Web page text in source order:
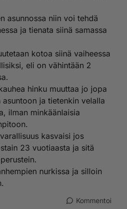
asunnossa niin voi tehdä
ja tienata siinä samassa
kotoa siinä vaiheessa
eli on vähintään 2
hinku muuttaa jo jopa
asuntoon ja tietenkin velalla
ilman minkäänlaisia
kasvaisi jos
23 vuotiaasta ja sitä
nurkissa ja silloin
Kommentoi